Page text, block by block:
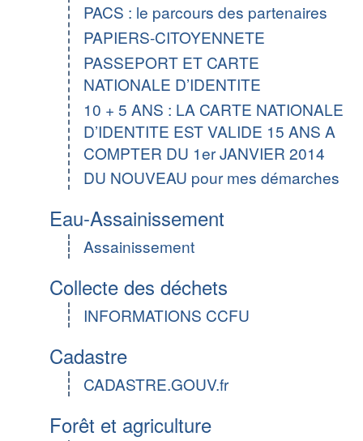
PACS : le parcours des partenaires
PAPIERS-CITOYENNETE
PASSEPORT ET CARTE
NATIONALE D’IDENTITE
10 + 5 ANS : LA CARTE NATIONALE
D’IDENTITE EST VALIDE 15 ANS A
COMPTER DU 1er JANVIER 2014
DU NOUVEAU pour mes démarches
Eau-Assainissement
Assainissement
Collecte des déchets
INFORMATIONS CCFU
Cadastre
CADASTRE.GOUV.fr
Forêt et agriculture